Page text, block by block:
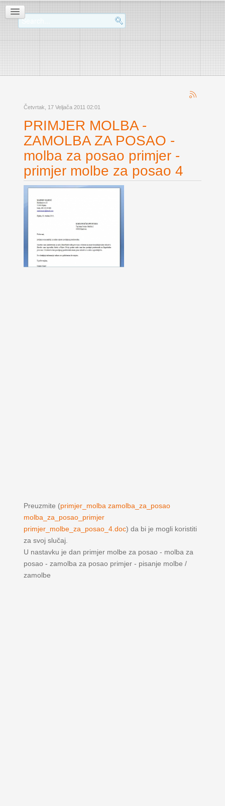
Četvrtak, 17 Veljača 2011 02:01
PRIMJER MOLBA -
ZAMOLBA ZA POSAO -
molba za posao primjer -
primjer molbe za posao 4
Preuzmite (primjer_molba zamolba_za_posao
molba_za_posao_primjer
primjer_molbe_za_posao_4.doc) da bi je mogli koristiti
za svoj slučaj.
U nastavku je dan primjer molbe za posao - molba za
posao - zamolba za posao primjer - pisanje molbe /
zamolbe